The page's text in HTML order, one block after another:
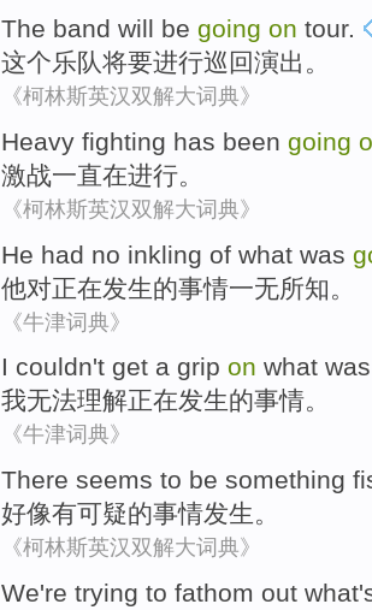
The band will be going on tour.
这个乐队将要进行巡回演出 。
《柯林斯英汉双解大词典》
Heavy fighting has been going
激战一直在进行。
《柯林斯英汉双解大词典》
He had no inkling of what was
他对正在发生的事情一无所知。
《牛津词典》
I couldn't get a grip on what was
我无法理解正在发生的事情。
《牛津词典》
There seems to be something
好像有可疑的事情发生。
《柯林斯英汉双解大词典》
We're trying to fathom out what